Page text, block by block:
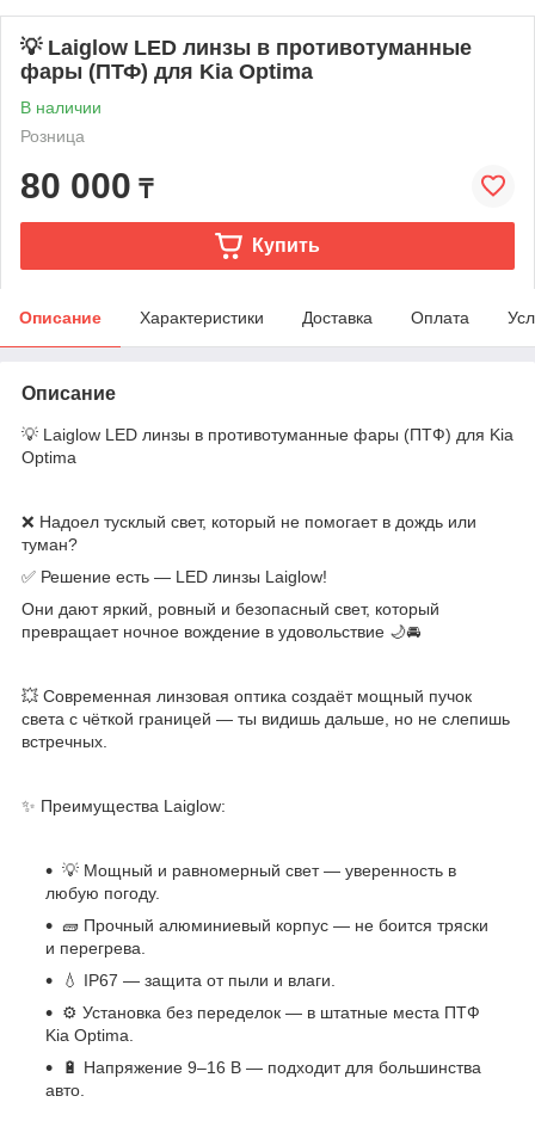
💡 Laiglow LED линзы в противотуманные
фары (ПТФ) для Kia Optima
В наличии
Розница
80 000 ₸
Купить
Описание Характеристики Доставка Оплата
Описание
💡 Laiglow LED линзы в противотуманные фары (ПТФ) для Kia
Optima
❌ Надоел тусклый свет, который не помогает в дождь или
туман?
✅ Решение есть — LED линзы Laiglow!
Они дают яркий, ровный и безопасный свет, который
превращает ночное вождение в удовольствие 🌙🚘
💥 Современная линзовая оптика создаёт мощный пучок
света с чёткой границей — ты видишь дальше, но не слепишь
встречных.
✨ Преимущества Laiglow:
💡 Мощный и равномерный свет — уверенность в
любую погоду.
🧱 Прочный алюминиевый корпус — не боится тряски
и перегрева.
💧 IP67 — защита от пыли и влаги.
⚙️ Установка без переделок — в штатные места ПТФ
Kia Optima.
🔋 Напряжение 9–16 В — подходит для большинства
авто.